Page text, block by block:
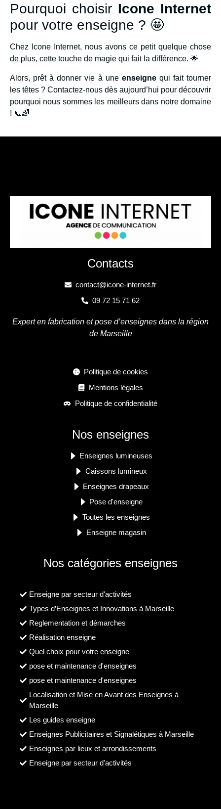
Pourquoi choisir Icone Internet
pour votre enseigne ? 🤩
Chez Icone Internet, nous avons ce petit quelque chose
de plus, cette touche de magie qui fait la différence. 🌟
Alors, prêt à donner vie à une enseignequi fait tourner
les têtes ? Contactez-nous dès aujourd’hui pour découvrir
pourquoi nous sommes les meilleurs dans notre domaine
! 📞🌈
Contacts
contact@icone-internet.fr
09 72 15 71 62
Expert en fabrication et pose d’enseignes dans la région
de Marseille
Politique de cookies
Mentions légales
Politique de confidentialité
Nos enseignes
Enseignes lumineuses
Caissons lumineux
Enseignes drapeaux
Pose d'enseigne
Toutes les enseignes
Enseigne magasin
Nos catégories enseignes
Enseigne par secteur d'activités
Types d’Enseignes et Innovations à Marseille
Reglementation et démarches
Réalisation enseigne
Quel choix pour votre enseigne
pose et maintenance d'enseignes
pose et maintenance d'enseignes
Localisation et Mise en Avant des Enseignes à
Marseille
Les guides enseigne
Enseignes Publicitaires et Signalétiques à Marseille
Enseignes par lieux et arrondissements
Enseigne par secteur d'activités